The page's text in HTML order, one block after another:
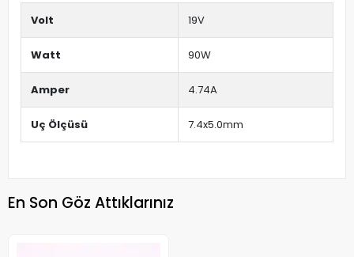
Volt 19V
Watt 90W
Amper 4.74A
Uç Ölçüsü 7.4x5.0mm
En Son Göz Attıklarınız